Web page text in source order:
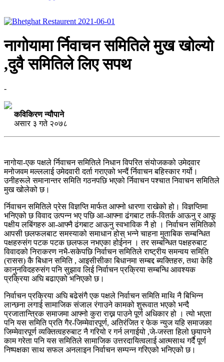
नागोयामा र्निवाचन समितिले मुख खोल्यो
,दुवै समितिले लिए सपथ
-
कविकिरण न्यौपाने
असार ३ गते २०७८
नागोया-एक पक्षले र्निवाचन समितिले निधान विपरित संयोजकको उमेदवार
मनोजवम मल्ललाई उमेदवारी दर्ता गराएको भन्दैं र्निवाचन बहिस्कार गर्यो।
उनीहरूले समानान्तर समिति गठनपछि भएको र्निवाचन पश्चात निवाचन समितिले
मुख खोलेको छ।
र्निवाचन समितिले प्रेस विज्ञप्ति मार्फत आफ्नो धारणा राखेको हो। विज्ञप्तिमा
भनिएको छ विवाद उत्पन्न भए पछि आ-आफ्ना ढंगबाट तर्क-वितर्क आऊनु र आफू
पक्षीय लबिंगहरु आ-आफ्नै ढंगबाट आऊनु स्वभाविक नै हो । निर्वाचन समितिको
आपसी छलफलबाट समस्याको समाधान होस् भन्ने चाहना मुताबिक सम्बन्धित
पक्षहरुसंग पटक पटक छलफल नभएका होईनन । तर सम्बन्धित पक्षहरुबाट
विवादको निराकरण नभै-सकेपछि निर्वाचन समितिले राष्ट्रीय समन्वय समिति
(रासस) कै बिधान समिति , आइसीसीका बिधानमा सम्बद्द ब्यक्तिहरु, तथा केहि
कानुनविदहरुसंग पनि सुझाव लिई निर्वाचन प्रक्रिया सम्बन्धि आवश्यक
प्रक्रिया अघि बढाएको भनिएको छ।
निर्वाचन प्रक्रिया अघि बढेसंगै एक पक्षले निर्वाचन समिति माथि नै बिभिन्न
लान्छना लगाई सामाजिक संजाल रंगाउने कामको शुरूवात भएको भन्दै
प्रजातान्त्रिक समाजमा आफ्नो कुरा राख्न पाउने पूर्ण अधिकार हो । त्यो भएता
पनि यस समिति प्रति गैर-जिम्मेवारपूर्ण, अतिरंजित र फेक न्युज यहि समाजका
जिम्मेवारपूर्ण व्यक्तित्वहरुबाट नै गरियो र गर्न लगाईयो ,जे-जस्ता हिलो छ्यापने
काम गरेता पनि यस समितिले सामाजिक उत्तरदायित्वलाई आत्मसाथ गर्दै पूर्ण
निष्पक्षका साथ सफल अनलाइन निर्वाचन सम्पन्न गरिएको भनिएको छ।